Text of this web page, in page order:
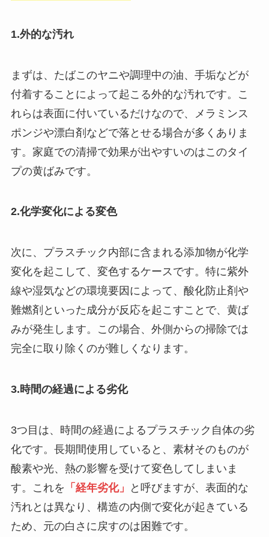
1.外的な汚れ
まずは、たばこのヤニや調理中の油、手垢などが
付着することによって起こる外的な汚れです。こ
れらは表面に付いているだけなので、メラミンス
ポンジや漂白剤などで落とせる場合が多くありま
す。家庭での清掃で効果が出やすいのはこのタイ
プの黄ばみです。
2.化学変化による変色
次に、プラスチック内部に含まれる添加物が化学
変化を起こして、変色するケースです。特に紫外
線や湿気などの環境要因によって、酸化防止剤や
難燃剤といった成分が反応を起こすことで、黄ば
みが発生します。この場合、外側からの掃除では
完全に取り除くのが難しくなります。
3.時間の経過による劣化
3つ目は、時間の経過によるプラスチック自体の劣
化です。長期間使用していると、素材そのものが
酸素や光、熱の影響を受けて変色してしまいま
す。これを 「経年劣化」
と呼びますが、表面的な
汚れとは異なり、構造の内側で変化が起きている
ため、元の白さに戻すのは困難です。